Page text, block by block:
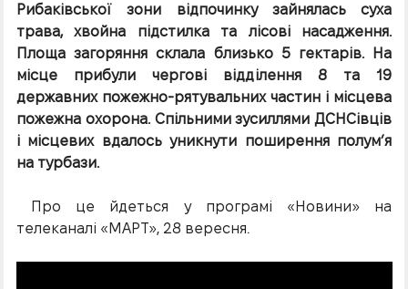
Рибаківської зони відпочинку зайнялась суха
трава, хвойна підстилка та лісові насадження.
Площа загоряння склала близько 5 гектарів. На
місце прибули чергові відділення 8 та 19
державних пожежно-рятувальних частин і місцева
пожежна охорона. Спільними зусиллями ДСНСівців
і місцевих вдалось уникнути поширення полум’я
на турбази.
Про це йдеться у програмі «Новини» на
телеканалі «МАРТ», 28 вересня.